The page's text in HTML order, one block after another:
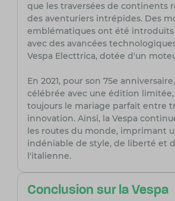
que les traversées de continents
des aventuriers intrépides. Des
emblématiques ont été introduits
avec des avancées
Vespa Electtrica, dotée d'un
En 2021, pour son 75e
célébrée avec une édition
toujours le mariage parfait entre
innovation. Ainsi, la Vespa
les routes du monde, imprimant
indéniable de style, de liberté et
l'italienne.
Conclusion sur la Vespa